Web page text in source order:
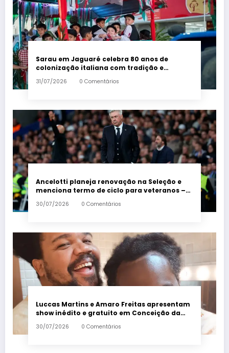
Sarau em Jaguaré celebra 80 anos de
colonização italiana com tradição e
trambolhão da polenta – Em Dia ES
31/07/2026 0 Comentários
Ancelotti planeja renovação na Seleção e
menciona termo de ciclo para veteranos –
Em Dia ES
30/07/2026 0 Comentários
Luccas Martins e Amaro Freitas apresentam
show inédito e gratuito em Conceição da
Barra – Em Dia ES
30/07/2026 0 Comentários